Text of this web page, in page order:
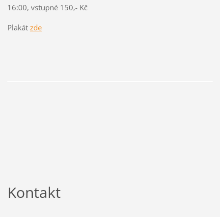
16:00, vstupné 150,- Kč
Plakát zde
Kontakt